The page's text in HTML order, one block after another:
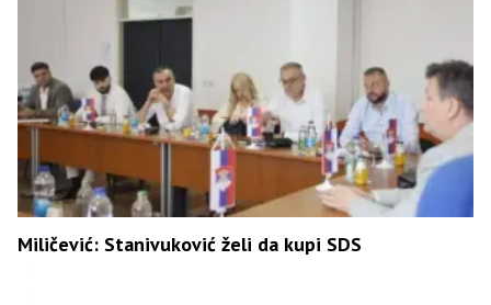
Miličević: Stanivuković želi da kupi SDS